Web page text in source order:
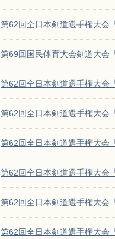
第62回全日本剣道選手権大会
第69回国民体育大会剣道大会
第62回全日本剣道選手権大会
第62回全日本剣道選手権大会
第62回全日本剣道選手権大会
第62回全日本剣道選手権大会
第62回全日本剣道選手権大会
第62回全日本剣道選手権大会